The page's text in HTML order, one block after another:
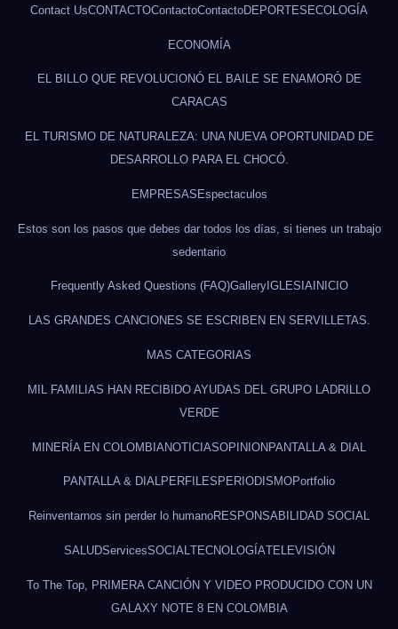
Contact UsCONTACTOContactoContactoDEPORTES ECOLOGÍA
ECONOMÍA
EL BILLO QUE REVOLUCIONÓ EL BAILE SE ENAMORÓ DE
CARACAS
EL TURISMO DE NATURALEZA: UNA NUEVA OPORTUNIDAD DE
DESARROLLO PARA EL CHOCÓ.
EMPRESAS Espectaculos
Estos son los pasos que debes dar todos los días, si tienes un trabajo
sedentario
Frequently Asked Questions (FAQ)GalleryIGLESIAINICIO
LAS GRANDES CANCIONES SE ESCRIBEN EN SERVILLETAS.
MAS CATEGORIAS
MIL FAMILIAS HAN RECIBIDO AYUDAS DEL GRUPO LADRILLO
VERDE
MINERÍA EN COLOMBIANOTICIASOPINIONPANTALLA & DIAL
PANTALLA & DIALPERFILES PERIODISMOPortfolio
Reinventarnos sin perder lo humanoRESPONSABILIDAD SOCIAL
SALUDServicesSOCIAL TECNOLOGÍATELEVISIÓN
To The Top, PRIMERA CANCIÓN Y VIDEO PRODUCIDO CON UN
GALAXY NOTE 8 EN COLOMBIA